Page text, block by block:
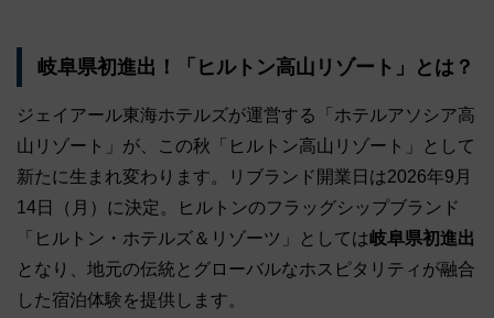
岐阜県初進出！「ヒルトン高山リゾート」とは？
ジェイアール東海ホテルズが運営する「ホテルアソシア高
山リゾート」が、この秋「ヒルトン高山リゾート」として
新たに生まれ変わります。リブランド開業日は2026年9月
14日（月）に決定。ヒルトンのフラッグシップブランド
「ヒルトン・ホテルズ＆リゾーツ」としては岐阜県初進出
となり、地元の伝統とグローバルなホスピタリティが融合
した宿泊体験を提供します。